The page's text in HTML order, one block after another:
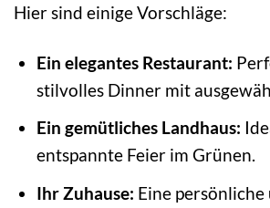
Hier sind einige Vorschläge:
Ein elegantes Restaurant:
stilvolles Dinner mit
Ein gemütliches Landhaus:
entspannte Feier im Grünen.
Ihr Zuhause: Eine